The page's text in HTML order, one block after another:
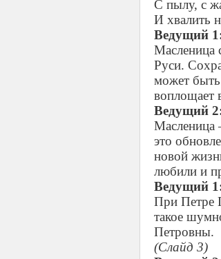
С пылу, с
И хвалить
Ведущий
Масленица
Руси.
может быть
воплощает
Ведущий
Масленица
это
новой
любили и
Ведущий
При Петре
такое
Петровны.
(Слайд 3)